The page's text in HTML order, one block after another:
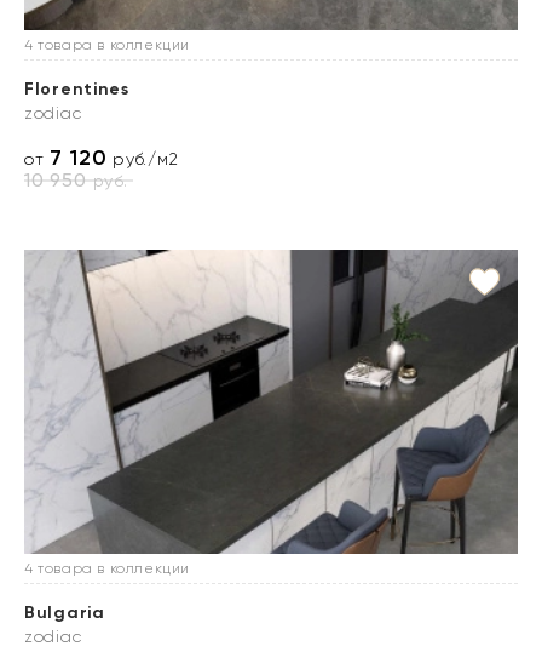
4 товара в коллекции
Florentines
zodiac
от 7 120 руб./м2
10 950руб.
4 товара в коллекции
Bulgaria
zodiac